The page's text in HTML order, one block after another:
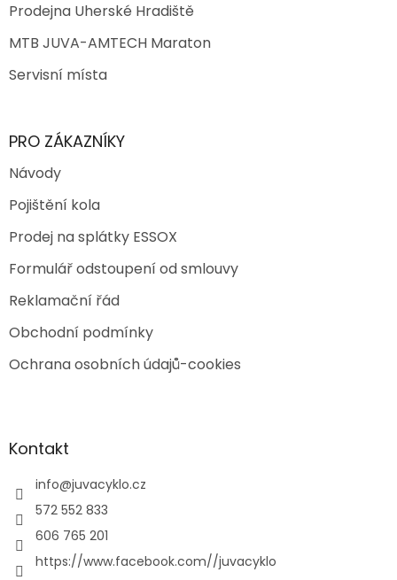
Prodejna Uherské Hradiště
MTB JUVA-AMTECH Maraton
Servisní místa
PRO ZÁKAZNÍKY
Návody
Pojištění kola
Prodej na splátky ESSOX
Formulář odstoupení od smlouvy
Reklamační řád
Obchodní podmínky
Ochrana osobních údajů-cookies
Kontakt
info@juvacyklo.cz
572 552 833
606 765 201
https://www.facebook.com//juvacyklo